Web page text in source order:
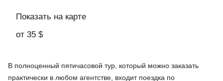
Показать на карте
от 35 $
В полноценный пятичасовой тур, который можно заказать
практически в любом агентстве, входит поездка по